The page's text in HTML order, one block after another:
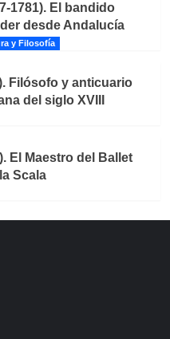
1781). El bandido
desde Andalucía
y Filosofía
Filósofo y anticuario
del siglo XVIII
El Maestro del Ballet
Scala